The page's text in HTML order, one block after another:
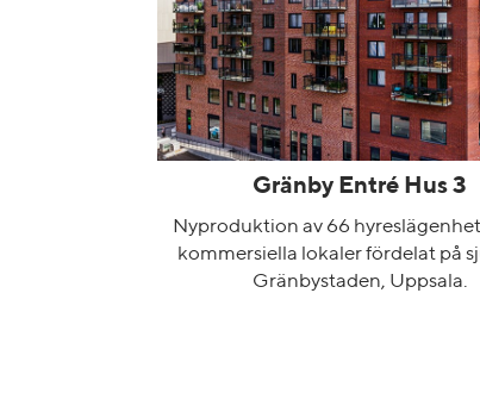
Gränby Entré Hus 3
Nyproduktion av 66
kommersiella lokaler fördelat på
Gränbystaden, Uppsala.